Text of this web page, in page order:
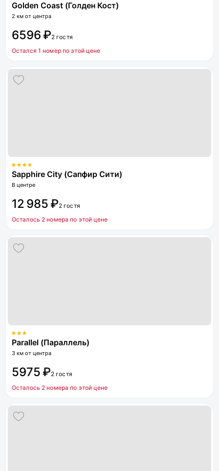
Golden Coast (Голден Кост)
2 км от центра
6596 ₽2 гостя
Остался 1 номер по этой цене
Sapphire City (Сапфир Сити)
В центре
12 985 ₽2 гостя
Осталось 2 номера по этой цене
Parallel (Параллель)
3 км от центра
5975 ₽2 гостя
Осталось 2 номера по этой цене